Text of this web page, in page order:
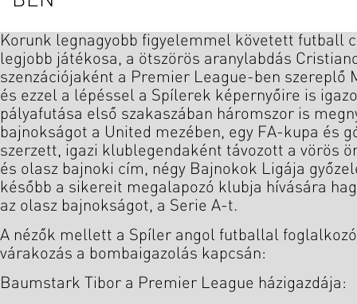
Korunk legnagyobb figyelemmel követett futball
legjobb játékosa, a ötszörös aranylabdás
szenzációjaként a Premier League-ben szereplő
és ezzel a lépéssel a Spílerek képernyőire is
pályafutása első szakaszában háromszor is
bajnokságot a United mezében, egy FA-kupa és
szerzett, igazi klublegendaként távozott a vörös
és olasz bajnoki cím, négy Bajnokok Ligája
később a sikereit megalapozó klubja hívására
az olasz bajnokságot, a Serie A-t.
A nézők mellett a Spíler angol futballal
várakozás a bombaigazolás kapcsán:
Baumstark Tibor a Premier League házigazdája: